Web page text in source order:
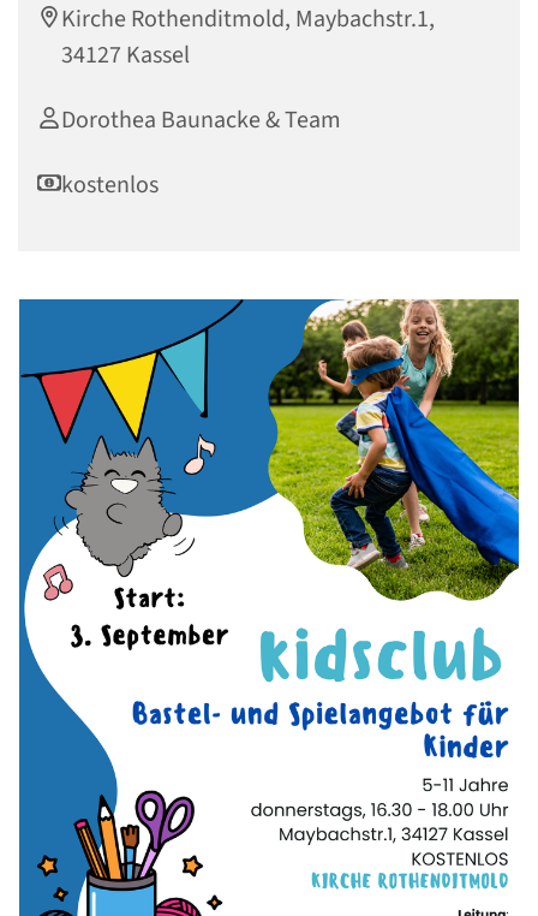
Kirche Rothenditmold, Maybachstr.1,
34127 Kassel
Dorothea Baunacke & Team
kostenlos